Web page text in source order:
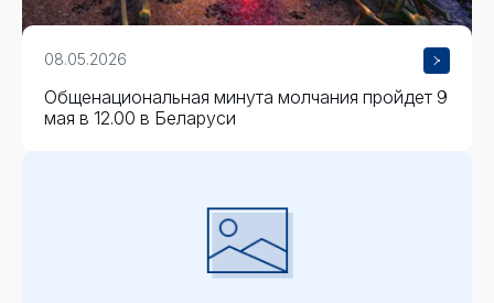
08.05.2026
Общенациональная минута молчания пройдет 9
мая в 12.00 в Беларуси